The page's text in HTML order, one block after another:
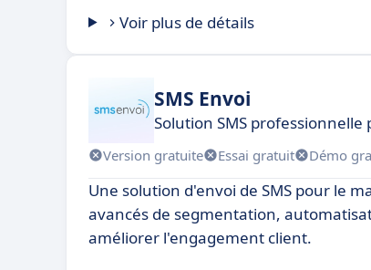
Voir plus de détails
SMS Envoi
Solution SMS
Version gratuite Essai gratuit Démo
Une solution d'envoi de SMS pour le
avancés de segmentation,
améliorer l'engagement client.